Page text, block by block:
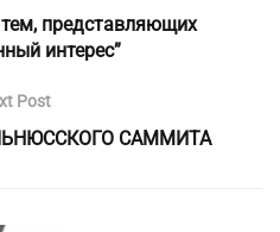
представляющих
интерес”
Post
САММИТА